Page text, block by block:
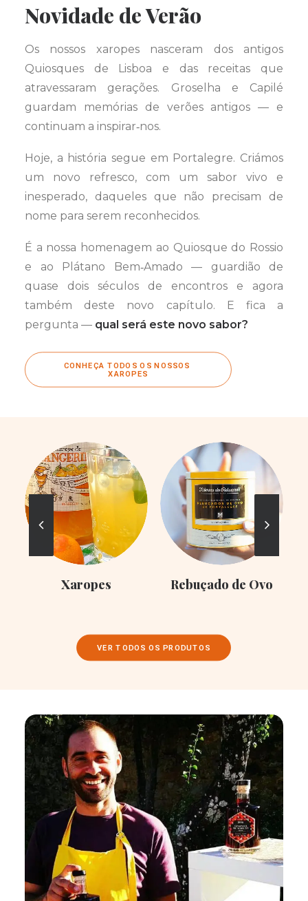
Novidade de Verão
Os nossos xaropes nasceram dos antigos
Quiosques de Lisboa e das receitas que
atravessaram gerações. Groselha e Capilé
guardam memórias de verões antigos — e
continuam a inspirar‑nos.
Hoje, a história segue em Portalegre. Criámos
um novo refresco, com um sabor vivo e
inesperado, daqueles que não precisam de
nome para serem reconhecidos.
É a nossa homenagem ao Quiosque do Rossio
e ao Plátano Bem‑Amado — guardião de
quase dois séculos de encontros e agora
também deste novo capítulo. E fica a
pergunta — qual será este novo sabor?
CONHEÇA TODOS OS NOSSOS
XAROPES
Xaropes Rebuçado de Ovo
VER TODOS OS PRODUTOS